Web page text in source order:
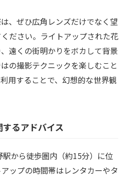
、ぜひ広角レンズだけでなく望
ださい。ライトアップされた花
遠くの街明かりをボカして背景
の撮影テクニックを楽しむこと
用することで、幻想的な世界観
るアドバイス
から徒歩圏内（約15分）に位
ップの時間帯はレンタカーやタ